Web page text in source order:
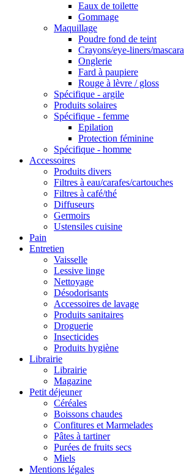
Eaux de toilette
Gommage
Maquillage
Poudre fond de teint
Crayons/eye-liners/mascara
Onglerie
Fard à paupiere
Rouge à lèvre / gloss
Spécifique - argile
Produits solaires
Spécifique - femme
Epilation
Protection féminine
Spécifique - homme
Accessoires
Produits divers
Filtres à eau/carafes/cartouches
Filtres à café/thé
Diffuseurs
Germoirs
Ustensiles cuisine
Pain
Entretien
Vaisselle
Lessive linge
Nettoyage
Désodorisants
Accessoires de lavage
Produits sanitaires
Droguerie
Insecticides
Produits hygiène
Librairie
Librairie
Magazine
Petit déjeuner
Céréales
Boissons chaudes
Confitures et Marmelades
Pâtes à tartiner
Purées de fruits secs
Miels
Mentions légales